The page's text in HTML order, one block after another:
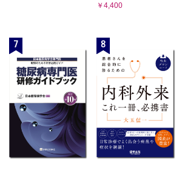
￥4,400
7 8